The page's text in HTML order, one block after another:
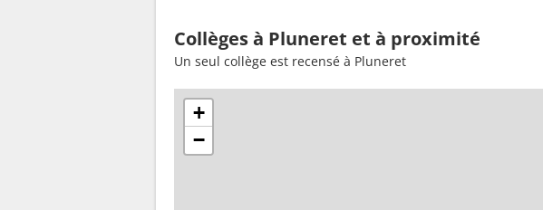
Collèges à Pluneret et à proximité
Un seul collège est recensé à Pluneret
+
−